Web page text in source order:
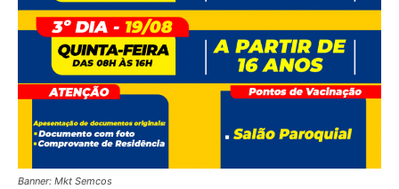
Banner: Mkt Semcos